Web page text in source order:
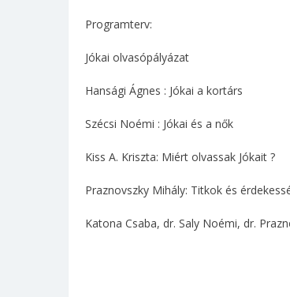
Programterv:
Jókai olvasópályázat
Hansági Ágnes : Jókai a kortárs
Szécsi Noémi : Jókai és a nők
Kiss A. Kriszta: Miért olvassak Jókait ?
Praznovszky Mihály: Titkok és
Katona Csaba, dr. Saly Noémi, dr.